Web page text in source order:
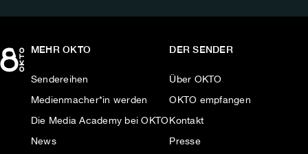
MEHR OKTO
Sendereihen
Medienmacher*in werden
Die Media Academy bei OKTO
News
DER SENDER
Über OKTO
OKTO empfangen
Kontakt
Presse